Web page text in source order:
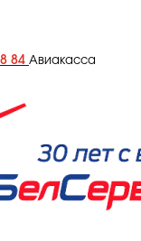
84 Авиакасса